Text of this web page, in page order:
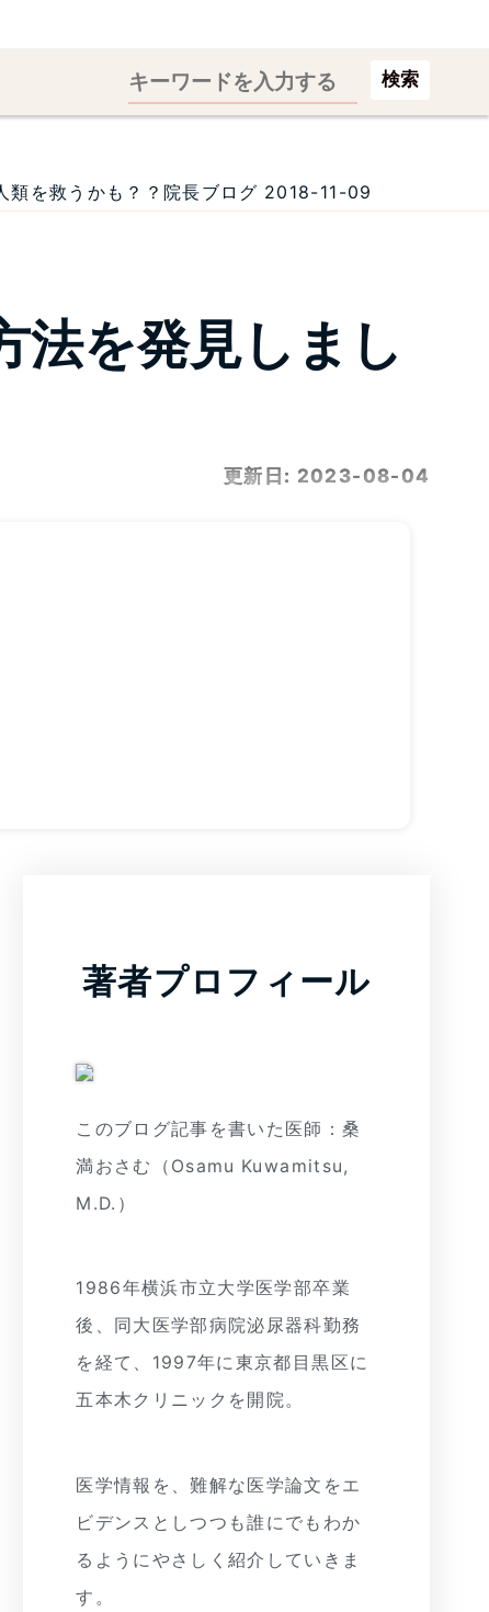
検索
類を救うかも？？院長ブログ 2018-11-09
法を発見しまし
更新日: 2023-08-04
著者プロフィール
このブログ記事を書いた医師：桑
満おさむ（Osamu Kuwamitsu,
M.D.）
1986年横浜市立大学医学部卒業
後、同大医学部病院泌尿器科勤務
を経て、1997年に東京都目黒区に
五本木クリニックを開院。
医学情報を、難解な医学論文をエ
ビデンスとしつつも誰にでもわか
るようにやさしく紹介していきま
す。